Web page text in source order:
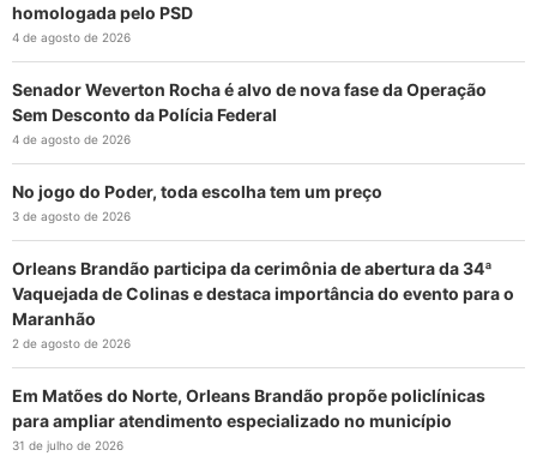
homologada pelo PSD
4 de agosto de 2026
Senador Weverton Rocha é alvo de nova fase da Operação
Sem Desconto da Polícia Federal
4 de agosto de 2026
No jogo do Poder, toda escolha tem um preço
3 de agosto de 2026
Orleans Brandão participa da cerimônia de abertura da 34ª
Vaquejada de Colinas e destaca importância do evento para o
Maranhão
2 de agosto de 2026
Em Matões do Norte, Orleans Brandão propõe policlínicas
para ampliar atendimento especializado no município
31 de julho de 2026